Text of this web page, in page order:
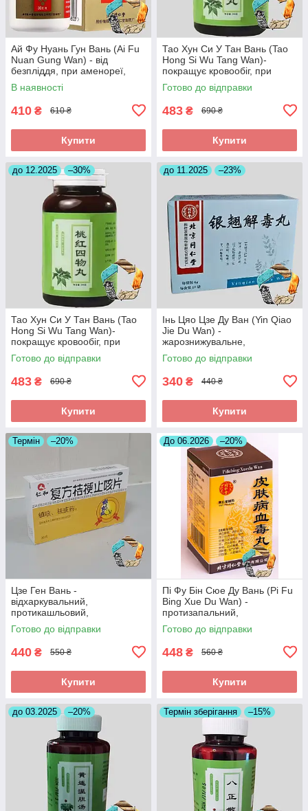
Ай Фу Нуань Гун Вань (Ai Fu
Nuan Gung Wan) - від
безпліддя, при аменореї,
загрозі викидня
В наявності
410 ₴ 610 ₴
Купити
Тао Хун Си У Тан Вань (Tao
Hong Si Wu Tang Wan)-
покращує кровообіг, при
інсульті, головних болях
Готово до відправки
483 ₴ 690 ₴
Купити
до 12.2025 –30%
Тао Хун Си У Тан Вань (Tao
Hong Si Wu Tang Wan)-
покращує кровообіг, при
інсульті, головних болях
Готово до відправки
483 ₴ 690 ₴
Купити
до 11.2025 –23%
Інь Цяо Цзе Ду Ван (Yin Qiao
Jie Du Wan) -
жарознижувальне,
протизапальне,антиалергічне
Готово до відправки
340 ₴ 440 ₴
Купити
Термін –20%
Цзе Ген Вань -
відхаркувальний,
протикашльовий,
протизапальний
Готово до відправки
440 ₴ 550 ₴
Купити
До 06.2026 –20%
Пі Фу Бін Сюе Ду Вань (Pi Fu
Bing Xue Du Wan) -
протизапальний,
протиалергічний,
протисвербіжний,
Готово до відправки
448 ₴ 560 ₴
Купити
до 03.2025 –20% Термін зберігання –15%